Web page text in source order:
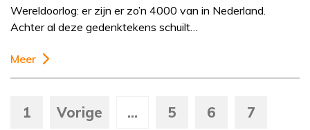
Wereldoorlog: er zijn er zo’n 4000 van in Nederland.
Achter al deze gedenktekens schuilt…
Meer
1 Vorige ... 5 6 7